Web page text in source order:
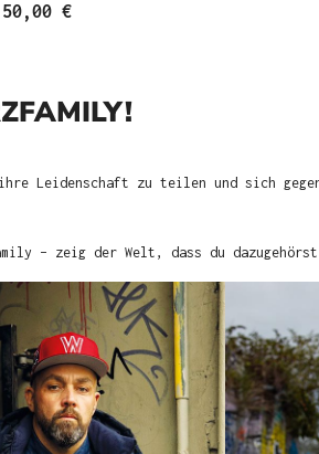
50,00 €
Leidenschaft zu teilen und sich
– zeig der Welt, dass du